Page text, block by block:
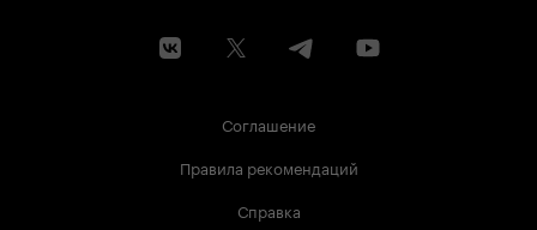
Соглашение
Правила рекомендаций
Справка